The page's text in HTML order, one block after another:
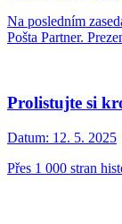
Na posledním
Pošta Partner.
Prolistujte si
Datum: 12. 5. 2025
Přes 1 000 stran